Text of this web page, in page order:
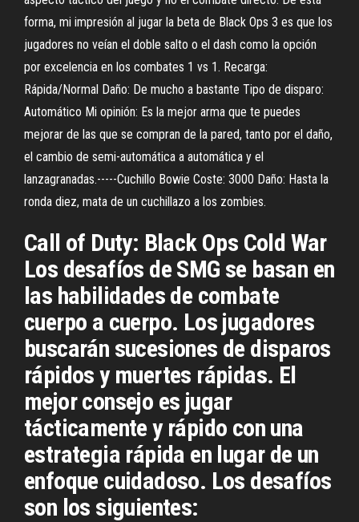
forma, mi impresión al jugar la beta de Black Ops 3 es que los
jugadores no veían el doble salto o el dash como la opción
por excelencia en los combates 1 vs 1. Recarga:
Rápida/Normal Daño: De mucho a bastante Tipo de disparo:
Automático Mi opinión: Es la mejor arma que te puedes
mejorar de las que se compran de la pared, tanto por el daño,
el cambio de semi-automática a automática y el
lanzagranadas.-----Cuchillo Bowie Coste: 3000 Daño: Hasta la
ronda diez, mata de un cuchillazo a los zombies.
Call of Duty: Black Ops Cold War
Los desafíos de SMG se basan en
las habilidades de combate
cuerpo a cuerpo. Los jugadores
buscarán sucesiones de disparos
rápidos y muertes rápidas. El
mejor consejo es jugar
tácticamente y rápido con una
estrategia rápida en lugar de un
enfoque cuidadoso. Los desafíos
son los siguientes: